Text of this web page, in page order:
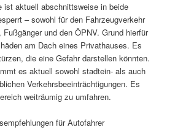
ist aktuell abschnittsweise in beide
– sowohl für den Fahrzeugverkehr
und den ÖPNV. Grund hierfür
am Dach eines Privathauses. Es
die eine Gefahr darstellen könnten.
es aktuell sowohl stadtein- als auch
Verkehrsbeeinträchtigungen. Es
weiträumig zu umfahren.
für Autofahrer